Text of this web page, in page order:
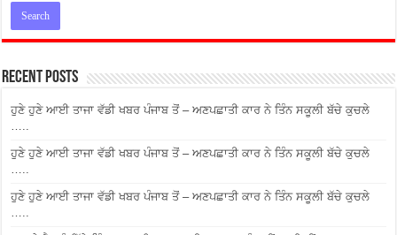
Recent Posts
ਹੁਣੇ ਹੁਣੇ ਆਈ ਤਾਜਾ ਵੱਡੀ ਖਬਰ ਪੰਜਾਬ ਤੋਂ – ਅਣਪਛਾਤੀ ਕਾਰ ਨੇ ਤਿੰਨ ਸਕੂਲੀ ਬੱਚੇ ਕੁਚਲੇ
…..
ਹੁਣੇ ਹੁਣੇ ਆਈ ਤਾਜਾ ਵੱਡੀ ਖਬਰ ਪੰਜਾਬ ਤੋਂ – ਅਣਪਛਾਤੀ ਕਾਰ ਨੇ ਤਿੰਨ ਸਕੂਲੀ ਬੱਚੇ ਕੁਚਲੇ
…..
ਹੁਣੇ ਹੁਣੇ ਆਈ ਤਾਜਾ ਵੱਡੀ ਖਬਰ ਪੰਜਾਬ ਤੋਂ – ਅਣਪਛਾਤੀ ਕਾਰ ਨੇ ਤਿੰਨ ਸਕੂਲੀ ਬੱਚੇ ਕੁਚਲੇ
…..